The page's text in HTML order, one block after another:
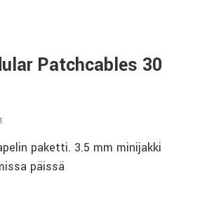
Patchcables 30
paketti. 3.5 mm minijakki
päissä